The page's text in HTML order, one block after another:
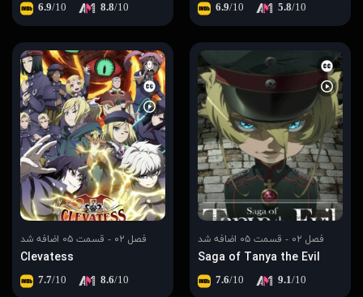
6.9/10 5.8/10
6.9/10 8.8/10
فصل ۰۲ - قسمت ۰۵ اضافه شد
Saga of Tanya the Evil
7.6/10 9.1/10
فصل ۰۲ - قسمت ۰۵ اضافه شد
Clevatess
7.7/10 8.6/10